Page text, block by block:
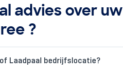
advies over uw
?
Laadpaal bedrijfslocatie?